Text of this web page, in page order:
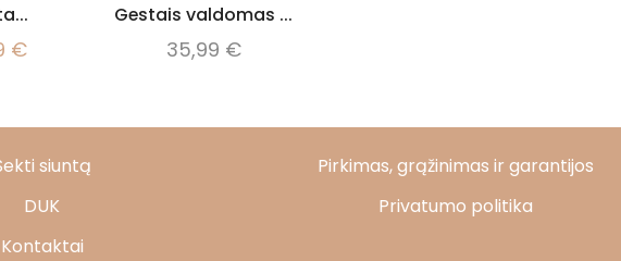
€
Gestais valdomas ...
35,99 €
siuntą
DUK
Kontaktai
Pirkimas, grąžinimas ir garantijos
Privatumo politika